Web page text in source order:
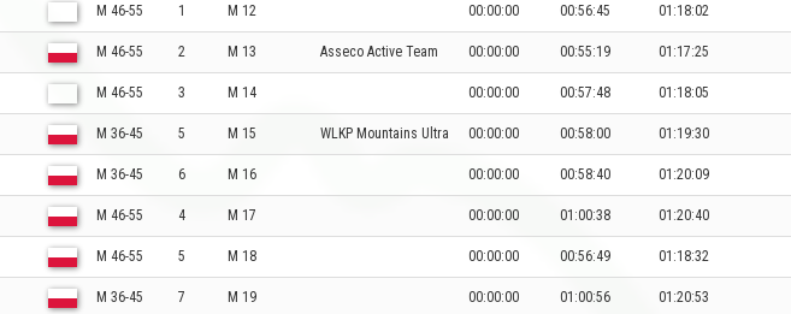
M 46-55 1 M 12 00:00:00 00:56:45 01:18:02
M 46-55 2 M 13 Asseco Active Team 00:00:00 00:55:19 01:17:25
M 46-55 3 M 14 00:00:00 00:57:48 01:18:05
M 36-45 5 M 15 WLKP Mountains Ultra 00:00:00 00:58:00 01:19:30
M 36-45 6 M 16 00:00:00 00:58:40 01:20:09
M 46-55 4 M 17 00:00:00 01:00:38 01:20:40
M 46-55 5 M 18 00:00:00 00:56:49 01:18:32
M 36-45 7 M 19 00:00:00 01:00:56 01:20:53